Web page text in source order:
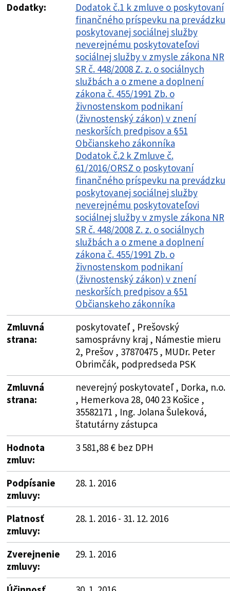
Dodatky:
Dodatok č.1 k zmluve o poskytovaní
finančného príspevku na prevádzku
poskytovanej sociálnej služby
neverejnému poskytovateľovi
sociálnej služby v zmysle zákona NR
SR č. 448/2008 Z. z. o sociálnych
službách a o zmene a doplnení
zákona č. 455/1991 Zb. o
živnostenskom podnikaní
(živnostenský zákon) v znení
neskorších predpisov a §51
Občianskeho zákonníka
Dodatok č.2 k Zmluve č.
61/2016/ORSZ o poskytovaní
finančného príspevku na prevádzku
poskytovanej sociálnej služby
neverejnému poskytovateľovi
sociálnej služby v zmysle zákona NR
SR č. 448/2008 Z. z. o sociálnych
službách a o zmene a doplnení
zákona č. 455/1991 Zb. o
živnostenskom podnikaní
(živnostenský zákon) v znení
neskorších predpisov a §51
Občianskeho zákonníka
Zmluvná
strana:
poskytovateľ , Prešovský
samosprávny kraj , Námestie mieru
2, Prešov , 37870475 , MUDr. Peter
Obrimčák, podpredseda PSK
Zmluvná
strana:
neverejný poskytovateľ , Dorka, n.o.
, Hemerkova 28, 040 23 Košice ,
35582171 , Ing. Jolana Šuleková,
štatutárny zástupca
Hodnota
zmluv:
3 581,88 € bez DPH
Podpísanie
zmluvy:
28. 1. 2016
Platnosť
zmluvy:
28. 1. 2016 - 31. 12. 2016
Zverejnenie
zmluvy:
29. 1. 2016